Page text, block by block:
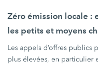
Zéro émission locale :
les petits et moyens
Les appels d’offres publics
plus élevées, en particulier